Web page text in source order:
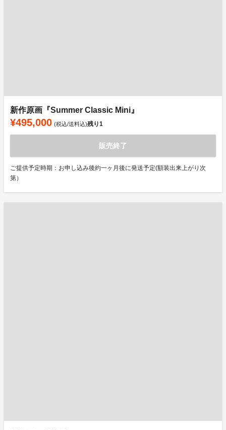
新作原画『Summer Classic Mini』
¥495,000 (税込/送料込)残り1
販売終了
ご提供予定時期：お申し込み後約一ヶ月後に発送予定(額装出来上がり次
第）